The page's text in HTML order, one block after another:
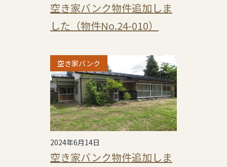
空き家バンク物件追加しま
した（物件No.24-010）
空き家バンク
2024年6月14日
空き家バンク物件追加しま